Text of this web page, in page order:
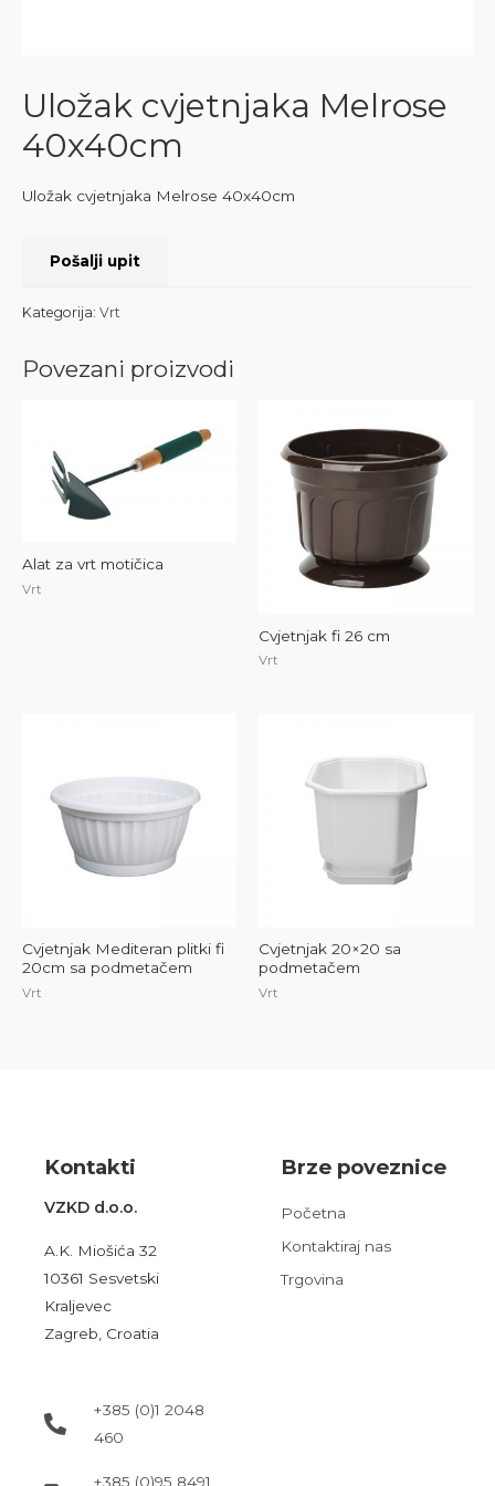
Uložak cvjetnjaka Melrose
40x40cm
Uložak cvjetnjaka Melrose 40x40cm
Pošalji upit
Kategorija: Vrt
Povezani proizvodi
Alat za vrt motičica
Vrt
Cvjetnjak fi 26 cm
Vrt
Cvjetnjak Mediteran plitki fi
20cm sa podmetačem
Vrt
Cvjetnjak 20×20 sa
podmetačem
Vrt
Kontakti
VZKD d.o.o.
A.K. Miošića 32
10361 Sesvetski
Kraljevec
Zagreb, Croatia
+385 (0)1 2048
460
+385 (0)95 8491
Brze poveznice
Početna
Kontaktiraj nas
Trgovina